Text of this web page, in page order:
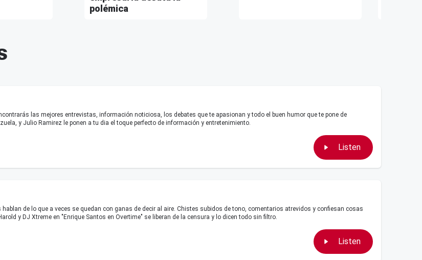
polémica
las mejores entrevistas, información noticiosa, los debates que te apasionan y todo el buen humor que te pone de
y Julio Ramirez le ponen a tu dia el toque perfecto de información y entretenimiento.
Listen
de lo que a veces se quedan con ganas de decir al aire. Chistes subidos de tono, comentarios atrevidos y confiesan cosas
y DJ Xtreme en "Enrique Santos en Overtime" se liberan de la censura y lo dicen todo sin filtro.
Listen